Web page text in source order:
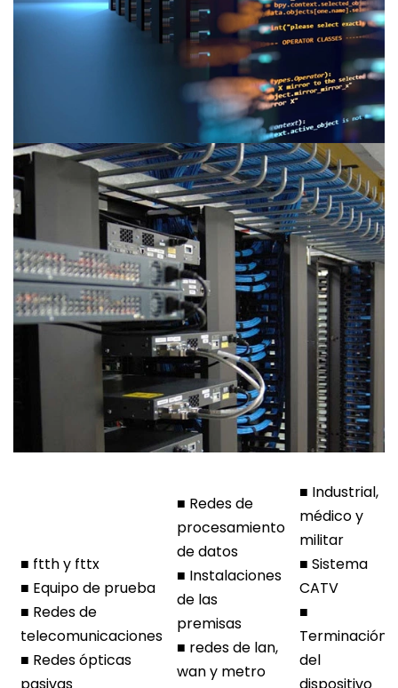
■ ftth y fttx
■ Equipo de prueba
■ Redes de
telecomunicaciones
■ Redes ópticas
pasivas
■ Redes de
procesamiento
de datos
■ Instalaciones
de las
premisas
■ redes de lan,
wan y metro
■ Industrial,
médico y
militar
■ Sistema
CATV
■
Terminación
del
dispositivo